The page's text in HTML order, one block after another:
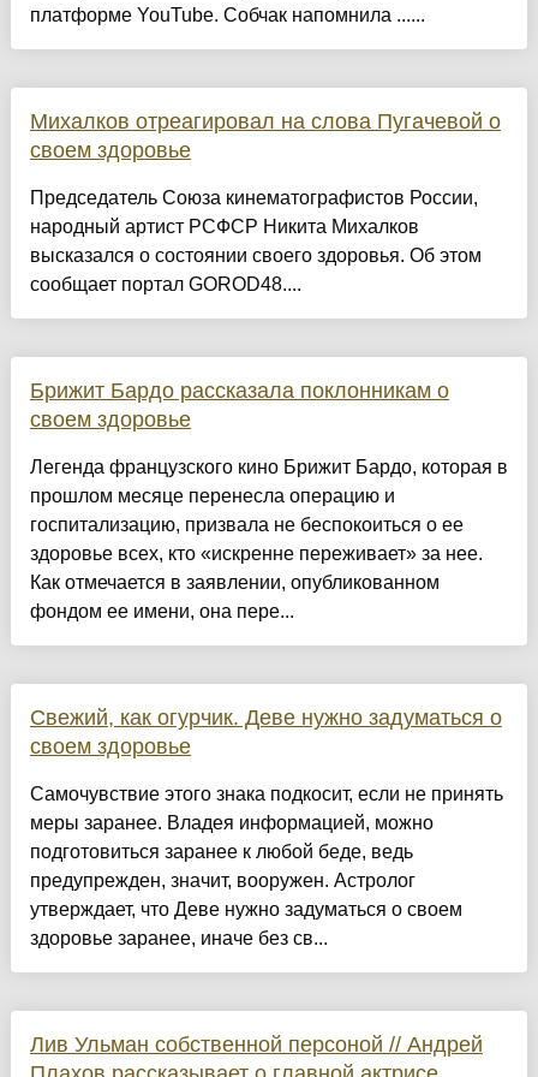
платформе YouTube. Собчак напомнила ......
Михалков отреагировал на слова Пугачевой о
своем здоровье
Председатель Союза кинематографистов России,
народный артист РСФСР Никита Михалков
высказался о состоянии своего здоровья. Об этом
сообщает портал GOROD48....
Брижит Бардо рассказала поклонникам о
своем здоровье
Легенда французского кино Брижит Бардо, которая в
прошлом месяце перенесла операцию и
госпитализацию, призвала не беспокоиться о ее
здоровье всех, кто «искренне переживает» за нее.
Как отмечается в заявлении, опубликованном
фондом ее имени, она пере...
Свежий, как огурчик. Деве нужно задуматься о
своем здоровье
Самочувствие этого знака подкосит, если не принять
меры заранее. Владея информацией, можно
подготовиться заранее к любой беде, ведь
предупрежден, значит, вооружен. Астролог
утверждает, что Деве нужно задуматься о своем
здоровье заранее, иначе без св...
Лив Ульман собственной персоной // Андрей